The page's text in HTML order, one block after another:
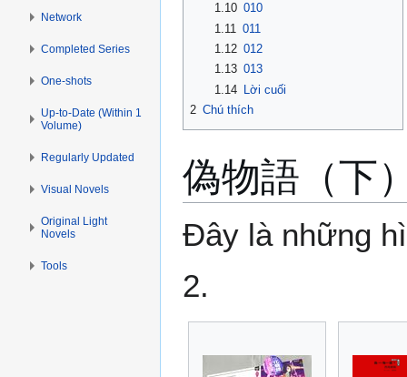
1.10 010
1.11 011
1.12 012
1.13 013
1.14 Lời cuối
2 Chú thích
偽物語（下
Đây là những
2.
Network
Completed Series
One-shots
Up-to-Date (Within 1
Volume)
Regularly Updated
Visual Novels
Original Light
Novels
Tools